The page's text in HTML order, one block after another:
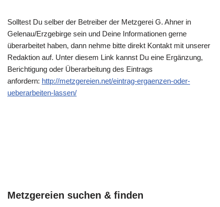
Solltest Du selber der Betreiber der Metzgerei G. Ahner in
Gelenau/Erzgebirge sein und Deine Informationen gerne
überarbeitet haben, dann nehme bitte direkt Kontakt mit unserer
Redaktion auf. Unter diesem Link kannst Du eine Ergänzung,
Berichtigung oder Überarbeitung des Eintrags
anfordern: http://metzgereien.net/eintrag-ergaenzen-oder-
ueberarbeiten-lassen/
Metzgereien suchen & finden